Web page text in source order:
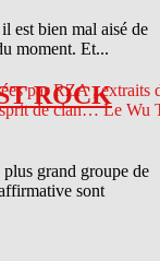
est bien mal aisé de
moment. Et...
ROCK
grand groupe de
sont